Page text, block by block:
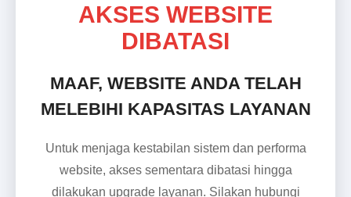
AKSES WEBSITE
DIBATASI
MAAF, WEBSITE ANDA TELAH
MELEBIHI KAPASITAS LAYANAN
Untuk menjaga kestabilan sistem dan performa
website, akses sementara dibatasi hingga
dilakukan upgrade layanan. Silakan hubungi